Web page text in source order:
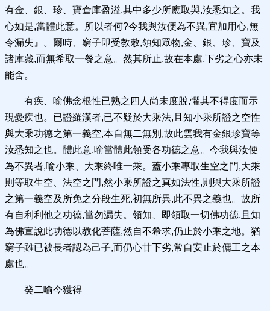
有金、銀、珍、寶倉庫盈溢,其中多少所應取與,汝悉知之。我
心如是,當體此意。所以者何?今我與汝便為不異,宜加用心,無
令漏失』。爾時、窮子即受教敕,領知眾物,金、銀、珍、寶及
諸庫藏,而無希取一餐之意。然其所止,故在本處,下劣之心亦未
能舍。
有疾、喻佛念根性已熟之四人尚未度脫,懼其不得度而示
現憂疾也。已證羅漢者,已不疑於大乘法,且知小乘所證之空性
與大乘功德之第一義空,本自無二無別,故此雲我有金銀珍寶等
汝悉知之也。體此意,喻當體此領受各功德之意。今我與汝便
為不異者,喻小乘、大乘終唯一乘。蓋小乘專取生空之門,大乘
則等取生空、法空之門,然小乘所證之真如法性,則與大乘所證
之第一義空及所免之分段生死,初無所異,此不異之義也。故所
有自利利他之功德,當勿漏失。領知、即領取一切佛功德,且知
為佛宣說此功德以教化菩薩,然自不希求,仍止於小乘之地。猶
窮子雖已被長者認為己子,而仍心甘下劣,常自安止於傭工之本
處也。
癸二喻今獲得